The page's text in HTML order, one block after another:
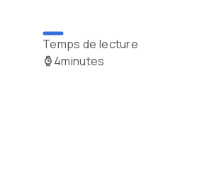
Temps de lecture
4minutes